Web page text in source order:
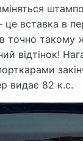
вставка в
точно такому
відтінок!
видає 82 к.с.